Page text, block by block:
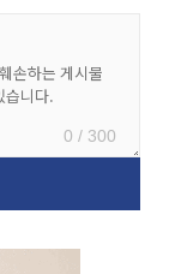
0 / 300